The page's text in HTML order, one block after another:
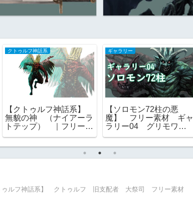
クトゥルフ神話系
【クトゥルフ神話系】
無貌の神 （ナイアーラ
トテップ） ｜フリー素
ギャラリー
【ソロモン72柱の悪
魔】 フリー素材 ギャ
ラリー04 グリモワー
ゥルフ神話系】 クトゥルフ 旧支配者 大祭司 フリー素材